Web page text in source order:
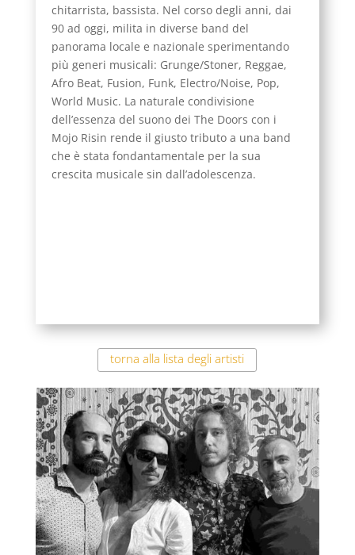
chitarrista, bassista. Nel corso degli anni, dai
90 ad oggi, milita in diverse band del
panorama locale e nazionale sperimentando
più generi musicali: Grunge/Stoner, Reggae,
Afro Beat, Fusion, Funk, Electro/Noise, Pop,
World Music. La naturale condivisione
dell’essenza del suono dei The Doors con i
Mojo Risin rende il giusto tributo a una band
che è stata fondantamentale per la sua
crescita musicale sin dall’adolescenza.
torna alla lista degli artisti